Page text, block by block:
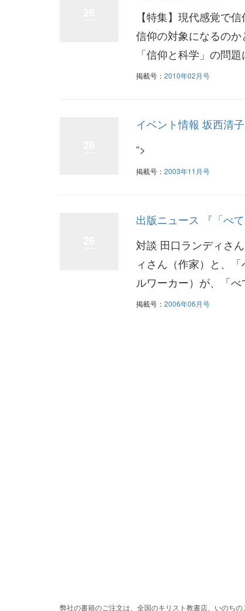
【特集】現代感覚で
信仰の対象になるのか
「信仰と科学」の問
掲載号： 2010年02月号
イベント情報 坂西清
“>
掲載号： 2003年11月号
出版ニュース 『「べ
対談 田口ランディさ
ィさん（作家）と、
ルワーカー）が、「
掲載号： 2006年06月号
弊社の書籍のご注文は、全国のキリスト教書店、いのちの